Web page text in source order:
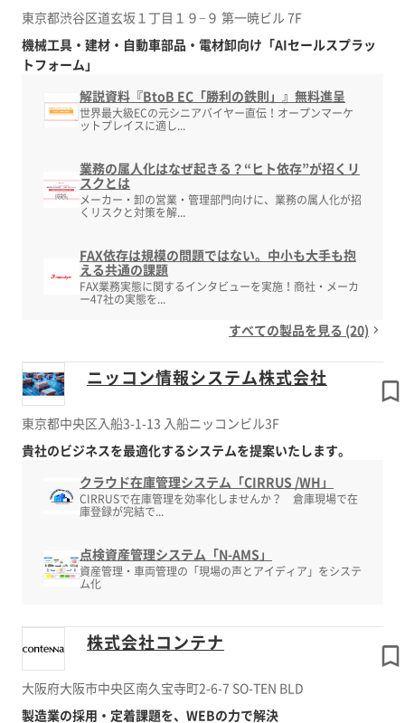
東京都渋谷区道玄坂１丁目１９−９ 第一暁ビル 7F
機械工具・建材・自動車部品・電材卸向け「AIセールスプラッ
トフォーム」
解説資料『BtoB EC「勝利の鉄則」』無料進呈
世界最大級ECの元シニアバイヤー直伝！オープンマーケ
ットプレイスに適し...
業務の属人化はなぜ起きる？“ヒト依存”が招くリ
スクとは
メーカー・卸の営業・管理部門向けに、業務の属人化が招
くリスクと対策を解...
FAX依存は規模の問題ではない。中小も大手も抱
える共通の課題
FAX業務実態に関するインタビューを実施！商社・メーカ
ー47社の実態を...
すべての製品を見る (20)
ニッコン情報システム株式会社
東京都中央区入船3-1-13 入船ニッコンビル3F
貴社のビジネスを最適化するシステムを提案いたします。
クラウド在庫管理システム「CIRRUS /WH」
CIRRUSで在庫管理を効率化しませんか？ 倉庫現場で在
庫登録が完結で...
点検資産管理システム「N-AMS」
資産管理・車両管理の「現場の声とアイディア」をシステ
ム化
株式会社コンテナ
大阪府大阪市中央区南久宝寺町2-6-7 SO-TEN BLD
製造業の採用・定着課題を、WEBの力で解決